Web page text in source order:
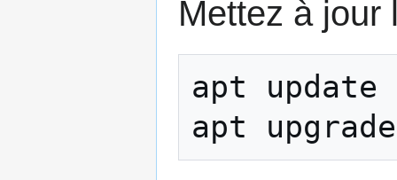
Mettez à jour
apt update